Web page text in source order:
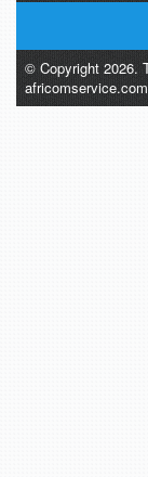
© Copyright 2026.
africomservice.com